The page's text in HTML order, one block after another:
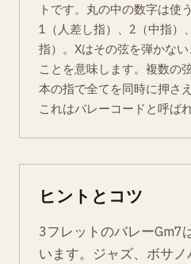
トです。丸の中の数字は使
1（人差し指）、2（中指）
指）。Xはその弦を弾かな
ことを意味します。複数の
本の指で全てを同時に押さ
これはバレーコードと呼ばれ
ヒントとコツ
3フレットのバレーGm7
います。ジャズ、ボサ